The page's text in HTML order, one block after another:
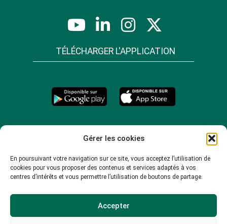
Gérer les cookies
En poursuivant votre navigation sur ce site, vous acceptez l’utilisation de
cookies pour vous proposer des contenus et services adaptés à vos
centres d’intérêts et vous permettre l’utilisation de boutons de partage.
Accepter
TÉLÉCHARGER L'APPLICATION